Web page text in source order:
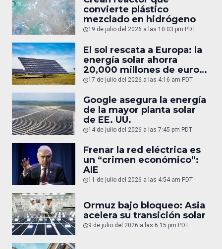
convierte plástico
mezclado en hidrógeno
19 de julio del 2026 a las 10:03 pm PDT
El sol rescata a Europa: la
energía solar ahorra
20,000 millones de euros
en gas
17 de julio del 2026 a las 4:16 am PDT
Google asegura la energía
de la mayor planta solar
de EE. UU.
14 de julio del 2026 a las 7:45 pm PDT
Frenar la red eléctrica es
un “crimen económico”:
AIE
11 de julio del 2026 a las 4:54 am PDT
Ormuz bajo bloqueo: Asia
acelera su transición solar
9 de julio del 2026 a las 6:15 pm PDT